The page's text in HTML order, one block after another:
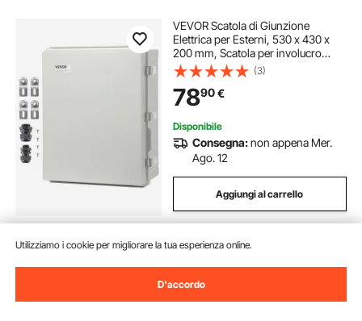
VEVOR Scatola di Giunzione
Elettrica per Esterni, 530 x 430 x
200 mm, Scatola per involucro
elettrico in acciaio inossidabile, IP67
Antipolvere Impermeabile progetti
elettrici all'aperto
(3)
7890€
Disponibile
Consegna:non appena Mer.
Ago. 12
Aggiungi al carrello
Utilizziamo i cookie per migliorare la tua esperienza online.
D'accordo